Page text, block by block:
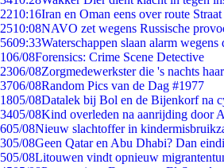
2210:16Iran en Oman eens over route
2510:08NAVO zet wegens Russische
5609:33Waterschappen slaan alarm
106/08Forensics: Crime Scene Detective
2306/08Zorgmedewerkster die 's nachts
3706/08Random Pics van de Dag #1977
1805/08Datalek bij Bol en de Bijenkorf na
3405/08Kind overleden na aanrijding door
605/08Nieuw slachtoffer in
305/08Geen Qatar en Abu Dhabi? Dan
505/08Litouwen vindt opnieuw